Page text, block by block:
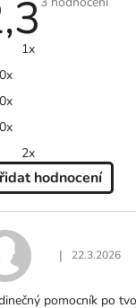
1x
0x
0x
0x
2x
hodnocení
Hodnocení
| 22.3.2026
pomocník po